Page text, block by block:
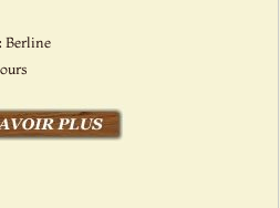
Berline